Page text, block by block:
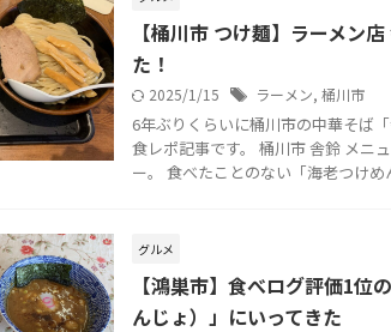
【桶川市 つけ麺】ラーメン
た！
2025/1/15 ラーメン, 桶川市
6年ぶりくらいに桶川市の中華そば
食レポ記事です。 桶川市 舎鈴 メニ
ー。 食べたことのない「海老つけ
グルメ
【鴻巣市】食べログ評価1位
んじょ）」にいってきた